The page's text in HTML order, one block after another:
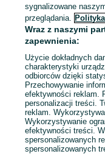
740967575
Zadzwoń /
sygnalizowane
przeglądania.
Wraz z naszymi
zapewnienia:
Użycie dokładnych
charakterystyki
odbiorców dzięki
Przechowywanie
efektywności reklam.
personalizacji treści.
reklam.
Wykorzystywanie
efektywności treści.
spersonalizowanych
spersonalizowanych